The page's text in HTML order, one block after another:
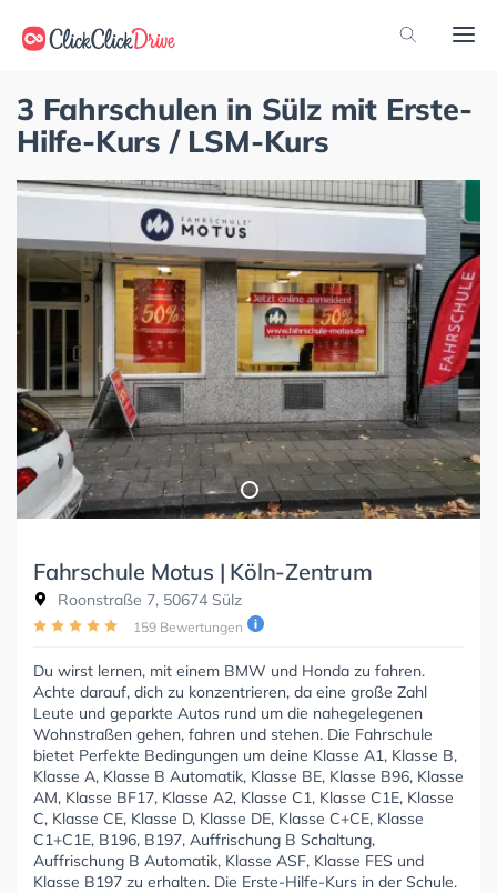
3 Fahrschulen in Sülz mit Erste-
Hilfe-Kurs / LSM-Kurs
Fahrschule Motus | Köln-Zentrum
Roonstraße 7, 50674 Sülz
159 Bewertungen
Du wirst lernen, mit einem BMW und Honda zu fahren.
Achte darauf, dich zu konzentrieren, da eine große Zahl
Leute und geparkte Autos rund um die nahegelegenen
Wohnstraßen gehen, fahren und stehen. Die Fahrschule
bietet Perfekte Bedingungen um deine Klasse A1, Klasse B,
Klasse A, Klasse B Automatik, Klasse BE, Klasse B96, Klasse
AM, Klasse BF17, Klasse A2, Klasse C1, Klasse C1E, Klasse
C, Klasse CE, Klasse D, Klasse DE, Klasse C+CE, Klasse
C1+C1E, B196, B197, Auffrischung B Schaltung,
Auffrischung B Automatik, Klasse ASF, Klasse FES und
Klasse B197 zu erhalten. Die Erste-Hilfe-Kurs in der Schule.